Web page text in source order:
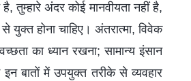
तुम्हारे अंदर कोई मानवीयता नहीं है,
युक्त होना चाहिए। अंतरात्मा, विवेक
का ध्यान रखना; सामान्य इंसान
बातों में उपयुक्त तरीके से व्यवहार